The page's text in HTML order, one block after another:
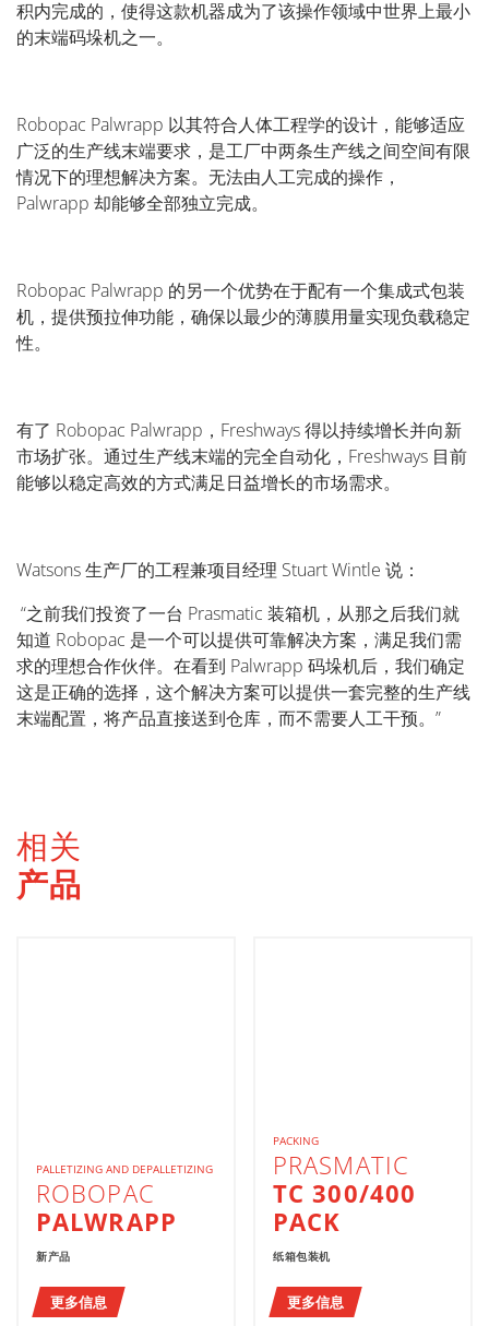
积内完成的，使得这款机器成为了该操作领域中世界上最小
的末端码垛机之一。
Robopac Palwrapp 以其符合人体工程学的设计，能够适应
广泛的生产线末端要求，是工厂中两条生产线之间空间有限
情况下的理想解决方案。无法由人工完成的操作，
Palwrapp 却能够全部独立完成。
Robopac Palwrapp 的另一个优势在于配有一个集成式包装
机，提供预拉伸功能，确保以最少的薄膜用量实现负载稳定
性。
有了 Robopac Palwrapp，Freshways 得以持续增长并向新
市场扩张。通过生产线末端的完全自动化，Freshways 目前
能够以稳定高效的方式满足日益增长的市场需求。
Watsons 生产厂的工程兼项目经理 Stuart Wintle 说：
“之前我们投资了一台 Prasmatic 装箱机，从那之后我们就
知道 Robopac 是一个可以提供可靠解决方案，满足我们需
求的理想合作伙伴。在看到 Palwrapp 码垛机后，我们确定
这是正确的选择，这个解决方案可以提供一套完整的生产线
末端配置，将产品直接送到仓库，而不需要人工干预。”
相关
产品
PALLETIZING AND DEPALLETIZING
ROBOPAC
PALWRAPP
新产品
更多信息
PACKING
PRASMATIC
TC 300/400
PACK
纸箱包装机
更多信息